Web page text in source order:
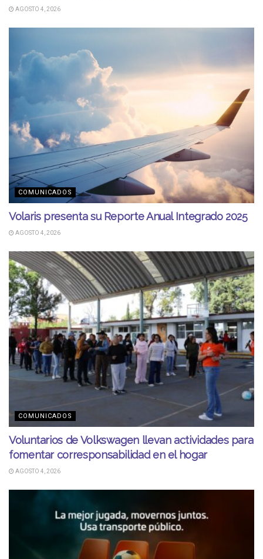
AGOSTO 4, 2026
COMUNICADOS
Volaris presenta su Reporte Anual Integrado 2025
AGOSTO 4, 2026
COMUNICADOS
Voluntarios de Volkswagen llevan actividades para
fomentar corresponsabilidad en el hogar
AGOSTO 4, 2026